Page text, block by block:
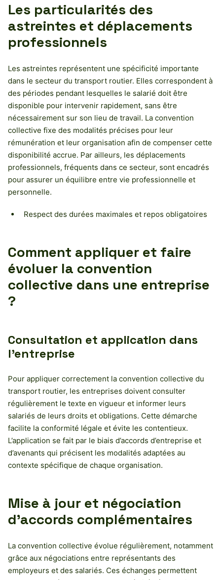
Les particularités des
astreintes et déplacements
professionnels
Les astreintes représentent une spécificité importante
dans le secteur du transport routier. Elles correspondent à
des périodes pendant lesquelles le salarié doit être
disponible pour intervenir rapidement, sans être
nécessairement sur son lieu de travail. La convention
collective fixe des modalités précises pour leur
rémunération et leur organisation afin de compenser cette
disponibilité accrue. Par ailleurs, les déplacements
professionnels, fréquents dans ce secteur, sont encadrés
pour assurer un équilibre entre vie professionnelle et
personnelle.
Respect des durées maximales et repos obligatoires
Comment appliquer et faire
évoluer la convention
collective dans une entreprise
?
Consultation et application dans
l’entreprise
Pour appliquer correctement la convention collective du
transport routier, les entreprises doivent consulter
régulièrement le texte en vigueur et informer leurs
salariés de leurs droits et obligations. Cette démarche
facilite la conformité légale et évite les contentieux.
L’application se fait par le biais d’accords d’entreprise et
d’avenants qui précisent les modalités adaptées au
contexte spécifique de chaque organisation.
Mise à jour et négociation
d’accords complémentaires
La convention collective évolue régulièrement, notamment
grâce aux négociations entre représentants des
employeurs et des salariés. Ces échanges permettent